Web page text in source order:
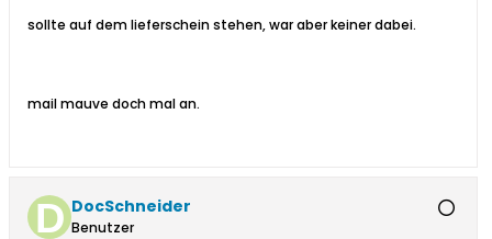
sollte auf dem lieferschein stehen, war aber keiner dabei.
mail mauve doch mal an.
DocSchneider
Benutzer